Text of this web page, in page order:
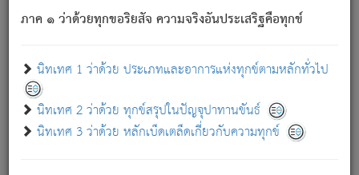
ภาค ๑ ว่าด้วยทุกขอริยสัจ ความจริงอันประเสริฐคือทุกข์
นิทเทศ 1 ว่าด้วย ประเภทและอาการแห่งทุกข์ตามหลักทั่วไป
นิทเทศ 2 ว่าด้วย ทุกข์สรุปในปัญจุปาทานขันธ์
นิทเทศ 3 ว่าด้วย หลักเบ็ดเตล็ดเกี่ยวกับความทุกข์
ภพ ว่ามีได้เพราะวิภพ[2]: เรากล่าวว่า สมณะหรือพราหมณ์ทั้ง
ปวงนั้น ก็ยังสลัดภพออกไปไม่ได้.
ก็ทุกข์นี้มีขึ้น เพราะอาศัยซึ่งอุปธิทั้งปวง.
เพราะความสิ้นไปแห่งอุปาทานทั้งปวง ความเกิดขึ้นแห่ง
ทุกข์จึงไม่มี.
ท่านจงดูโลกนี้เถิด (จะเห็นว่า) สัตว์ทั้งหลายอันอวิชาหนา
แน่นบังหนาแล้ว; และว่า สัตว์ผู้ยินดีในภพอันเป็นแล้วนั้น ย่อม